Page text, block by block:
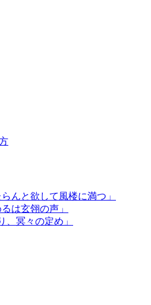
んと欲して風楼に満つ」
は玄翎の声」
、冥々の定め」